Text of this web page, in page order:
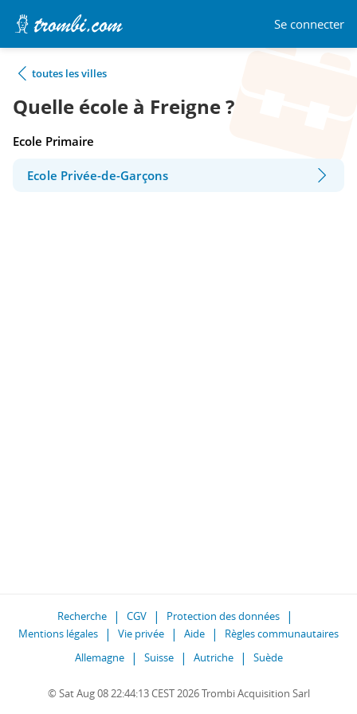
Se connecter
toutes les villes
Quelle école à Freigne ?
Ecole Primaire
Ecole Privée-de-Garçons
Recherche CGV
Protection des données
Mentions légales
Vie privée Aide
Règles communautaires
Allemagne
Suisse Autriche Suède
© Sat Aug 08 22:44:13 CEST 2026 Trombi Acquisition Sarl